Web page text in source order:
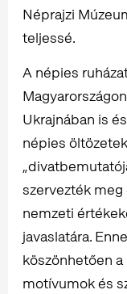
Néprajzi
teljessé.
A népies
Ukrajnában is
népies
szervezték
nemzeti
javaslatára.
köszönhetően a
motívumok és